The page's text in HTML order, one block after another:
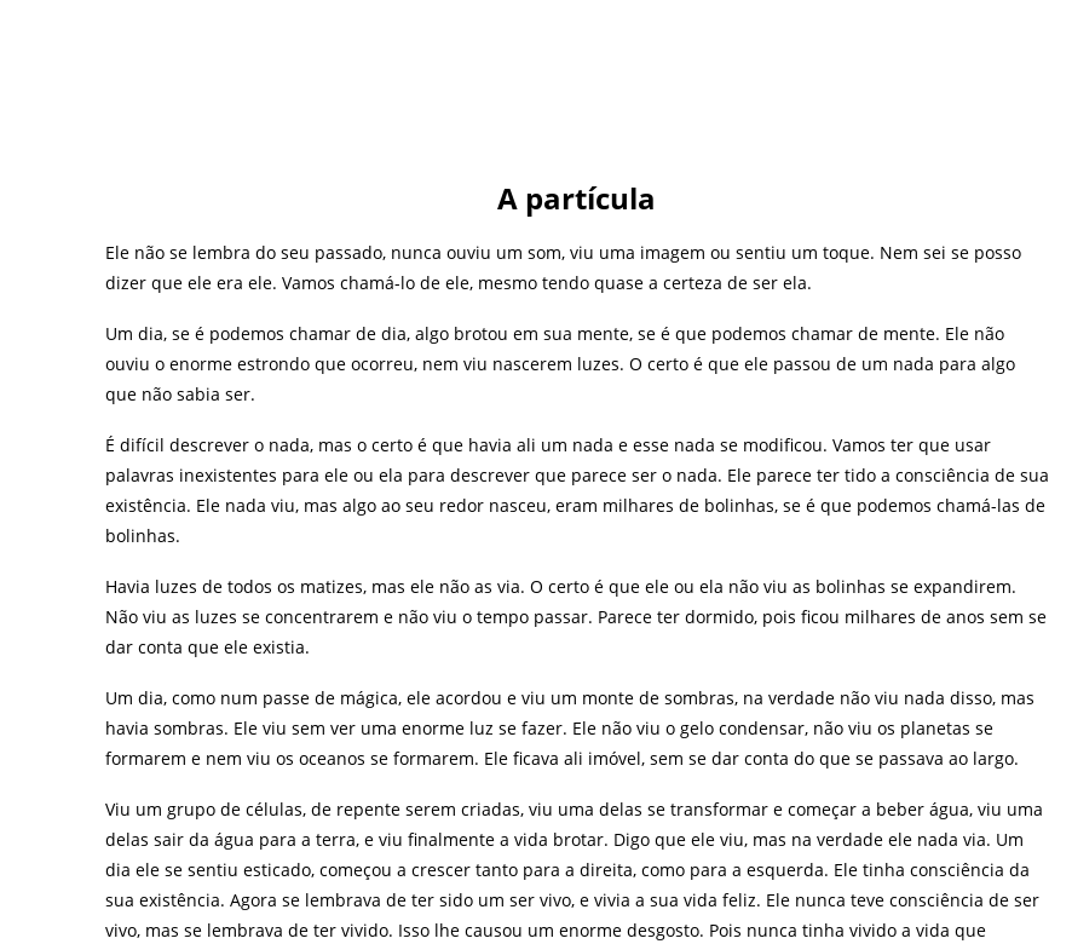
A partícula
Ele não se lembra do seu passado, nunca ouviu um som, viu uma imagem ou sentiu um toque. Nem sei se posso
dizer que ele era ele. Vamos chamá-lo de ele, mesmo tendo quase a certeza de ser ela.
Um dia, se é podemos chamar de dia, algo brotou em sua mente, se é que podemos chamar de mente. Ele não
ouviu o enorme estrondo que ocorreu, nem viu nascerem luzes. O certo é que ele passou de um nada para algo
que não sabia ser.
É difícil descrever o nada, mas o certo é que havia ali um nada e esse nada se modificou. Vamos ter que usar
palavras inexistentes para ele ou ela para descrever que parece ser o nada. Ele parece ter tido a consciência de sua
existência. Ele nada viu, mas algo ao seu redor nasceu, eram milhares de bolinhas, se é que podemos chamá-las de
bolinhas.
Havia luzes de todos os matizes, mas ele não as via. O certo é que ele ou ela não viu as bolinhas se expandirem.
Não viu as luzes se concentrarem e não viu o tempo passar. Parece ter dormido, pois ficou milhares de anos sem se
dar conta que ele existia.
Um dia, como num passe de mágica, ele acordou e viu um monte de sombras, na verdade não viu nada disso, mas
havia sombras. Ele viu sem ver uma enorme luz se fazer. Ele não viu o gelo condensar, não viu os planetas se
formarem e nem viu os oceanos se formarem. Ele ficava ali imóvel, sem se dar conta do que se passava ao largo.
Viu um grupo de células, de repente serem criadas, viu uma delas se transformar e começar a beber água, viu uma
delas sair da água para a terra, e viu finalmente a vida brotar. Digo que ele viu, mas na verdade ele nada via. Um
dia ele se sentiu esticado, começou a crescer tanto para a direita, como para a esquerda. Ele tinha consciência da
sua existência. Agora se lembrava de ter sido um ser vivo, e vivia a sua vida feliz. Ele nunca teve consciência de ser
vivo, mas se lembrava de ter vivido. Isso lhe causou um enorme desgosto. Pois nunca tinha vivido a vida que